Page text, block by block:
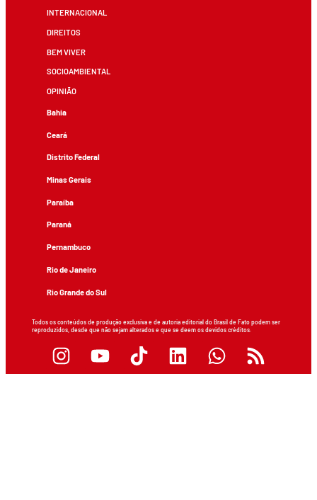
INTERNACIONAL
DIREITOS
BEM VIVER
SOCIOAMBIENTAL
OPINIÃO
Bahia
Ceará
Distrito Federal
Minas Gerais
Paraíba
Paraná
Pernambuco
Rio de Janeiro
Rio Grande do Sul
Todos os conteúdos de produção exclusiva e de autoria editorial do Brasil de Fato podem ser
reproduzidos, desde que não sejam alterados e que se deem os devidos créditos.